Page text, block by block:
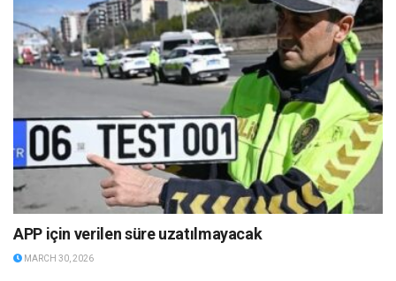
APP için verilen süre uzatılmayacak
MARCH 30, 2026